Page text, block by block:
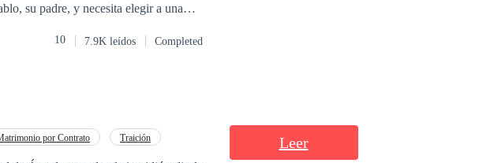
su padre, y necesita elegir a una
todas las expectativas de la mafia
10 7.9K leídos Completed
por Contrato
Traición
Leer